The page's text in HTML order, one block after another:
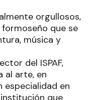
orgullosos,
que se
música y
del ISPAF,
al arte, en
especialidad en
que